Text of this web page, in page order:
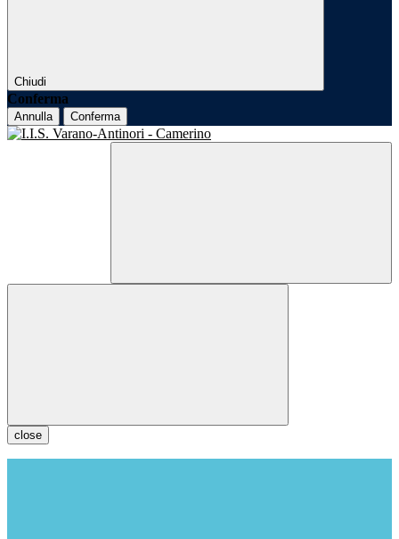
Chiudi
Conferma
Annulla Conferma
close